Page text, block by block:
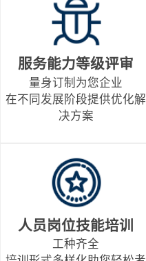
服务能力等级评审
量身订制为您企业
在不同发展阶段提供优化解
决方案
人员岗位技能培训
工种齐全